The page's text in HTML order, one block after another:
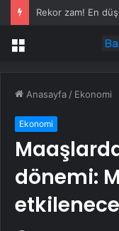
Rekor zam! En
Menü
Anasayfa / Ekonomi
Ekonomi
dönemi: